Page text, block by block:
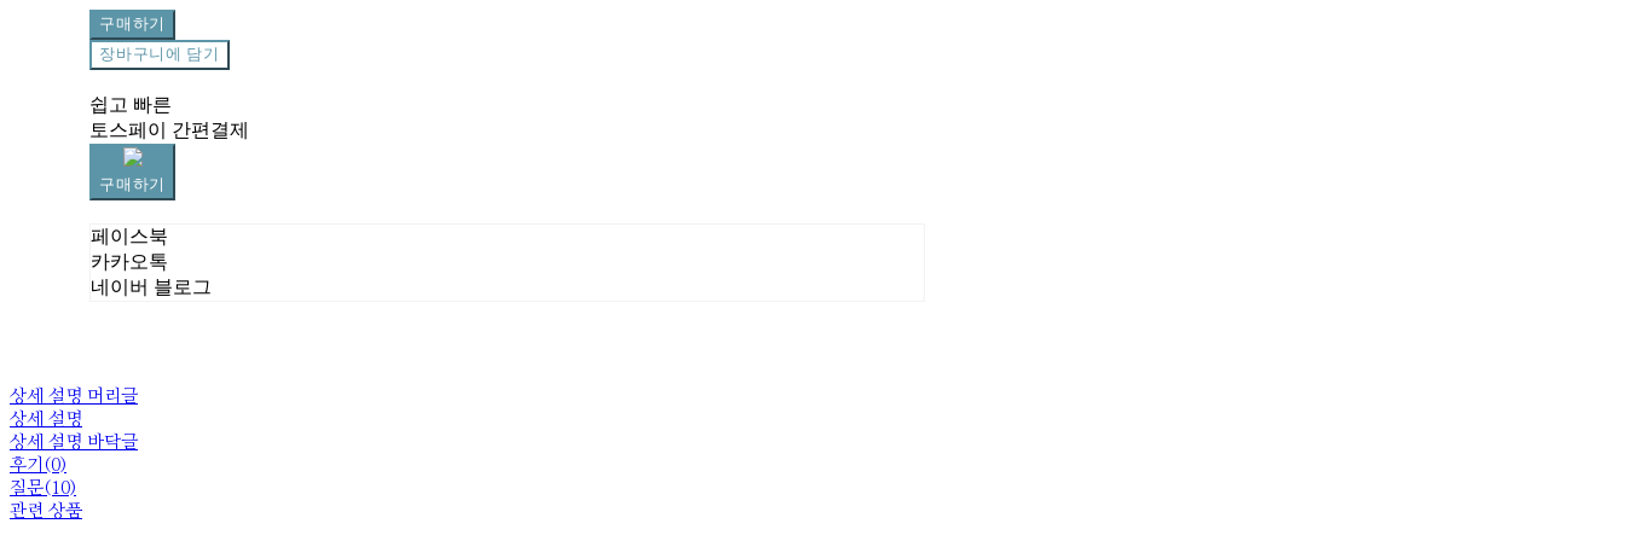
구매하기
장바구니에 담기
쉽고 빠른
토스페이 간편결제
구매하기
페이스북
카카오톡
네이버 블로그
상세 설명 머리글
상세 설명
상세 설명 바닥글
후기(0)
질문(10)
관련 상품